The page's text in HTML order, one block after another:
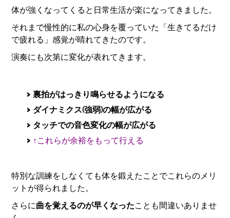
体が強くなってくると日常生活が楽になってきました。
それまで慢性的に私の心身を覆っていた「生きてるだけ
で疲れる」感覚が晴れてきたのです。
演奏にも次第に変化が表れてきます。
裏拍がはっきり鳴らせるようになる
ダイナミクス(強弱)の幅が広がる
タッチでの音色変化の幅が広がる
↑これらが余裕をもって行える
特別な訓練をしなくても体を鍛えたことでこれらのメリ
ットが得られました。
さらに曲を覚えるのが早くなったことも間違いありませ